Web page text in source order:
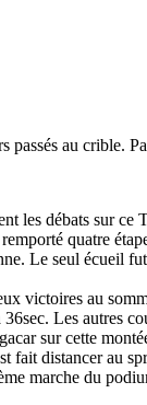
au crible.
les débats sur ce
quatre
Le seul écueil
victoires au
Les autres
sur cette
fait distancer au
marche du